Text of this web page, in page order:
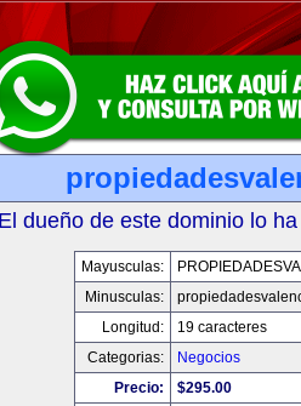
El dueño de este dominio lo
Mayusculas:
Minusculas:
Longitud:
19 caracteres
Categorias:
Negocios
Precio:
$295.00